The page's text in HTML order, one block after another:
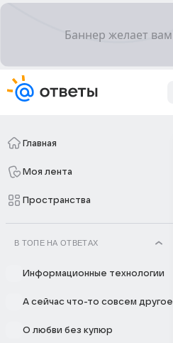
Главная
Моя лента
Пространства
В ТОПЕ НА ОТВЕТАХ
Информационные технологии
А сейчас что-то совсем другое
О любви без купюр